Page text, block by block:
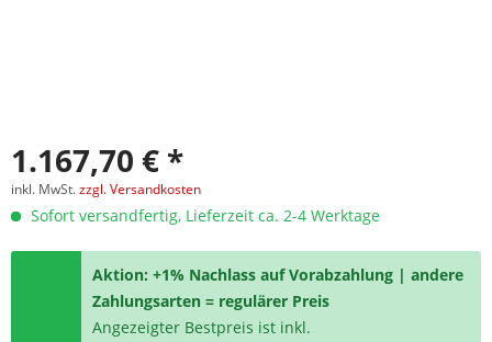
1.167,70 € *
inkl. MwSt.zzgl. Versandkosten
Sofort versandfertig, Lieferzeit ca. 2-4 Werktage
Aktion: +1% Nachlass auf Vorabzahlung | andere
Zahlungsarten = regulärer Preis
Angezeigter Bestpreis ist inkl.